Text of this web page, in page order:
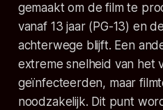
gemaakt om de film te
vanaf 13 jaar (PG-13) en
achterwege blijft. Een
extreme snelheid van het
geïnfecteerden, maar
noodzakelijk. Dit punt